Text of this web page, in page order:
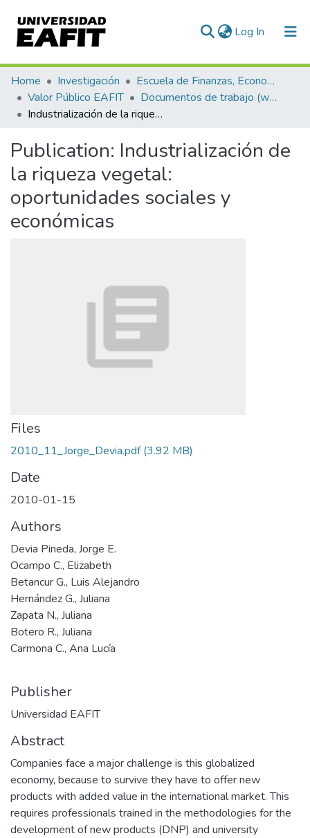
Log In (current)
Communities & Collections
All of DSpace
Home Investigación
Escuela de Finanzas, Economía y Gobierno
Valor Público EAFIT
Documentos de trabajo (working papers)
Industrialización de la riqueza vegetal: oportunidades sociales y económicas
Publication: Industrialización de
la riqueza vegetal:
oportunidades sociales y
económicas
Files
2010_11_Jorge_Devia.pdf(3.92 MB)
Date
2010-01-15
Authors
Devia Pineda, Jorge E.
Ocampo C., Elizabeth
Betancur G., Luis Alejandro
Hernández G., Juliana
Zapata N., Juliana
Botero R., Juliana
Carmona C., Ana Lucía
Publisher
Universidad EAFIT
Abstract
Companies face a major challenge is this globalized
economy, because to survive they have to offer new
products with added value in the international market. This
requires professionals trained in the methodologies for the
development of new products (DNP) and university